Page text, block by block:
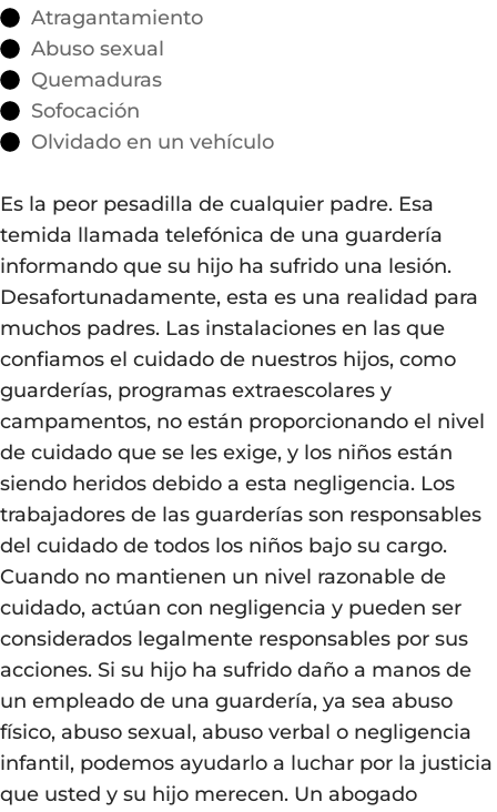
Atragantamiento
Abuso sexual
Quemaduras
Sofocación
Olvidado en un vehículo
Es la peor pesadilla de cualquier padre. Esa
temida llamada telefónica de una guardería
informando que su hijo ha sufrido una lesión.
Desafortunadamente, esta es una realidad para
muchos padres. Las instalaciones en las que
confiamos el cuidado de nuestros hijos, como
guarderías, programas extraescolares y
campamentos, no están proporcionando el nivel
de cuidado que se les exige, y los niños están
siendo heridos debido a esta negligencia. Los
trabajadores de las guarderías son responsables
del cuidado de todos los niños bajo su cargo.
Cuando no mantienen un nivel razonable de
cuidado, actúan con negligencia y pueden ser
considerados legalmente responsables por sus
acciones. Si su hijo ha sufrido daño a manos de
un empleado de una guardería, ya sea abuso
físico, abuso sexual, abuso verbal o negligencia
infantil, podemos ayudarlo a luchar por la justicia
que usted y su hijo merecen. Un abogado